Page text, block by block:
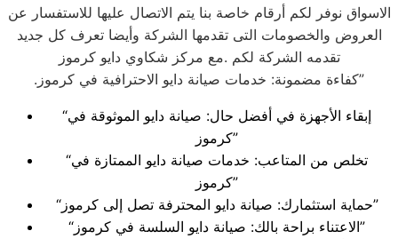
الاسواق نوفر لكم أرقام خاصة بنا يتم الاتصال عليها للاستفسار عن
العروض والخصومات التى تقدمها الشركة وأيضا تعرف كل جديد
تقدمه الشركة لكم .مع مركز شكاوي دايو كرموز
.كفاءة مضمونة: خدمات صيانة دايو الاحترافية في كرموز”
“إبقاء الأجهزة في أفضل حال: صيانة دايو الموثوقة في
كرموز”
“تخلص من المتاعب: خدمات صيانة دايو الممتازة في
كرموز”
“حماية استثمارك: صيانة دايو المحترفة تصل إلى كرموز”
“الاعتناء براحة بالك: صيانة دايو السلسة في كرموز”